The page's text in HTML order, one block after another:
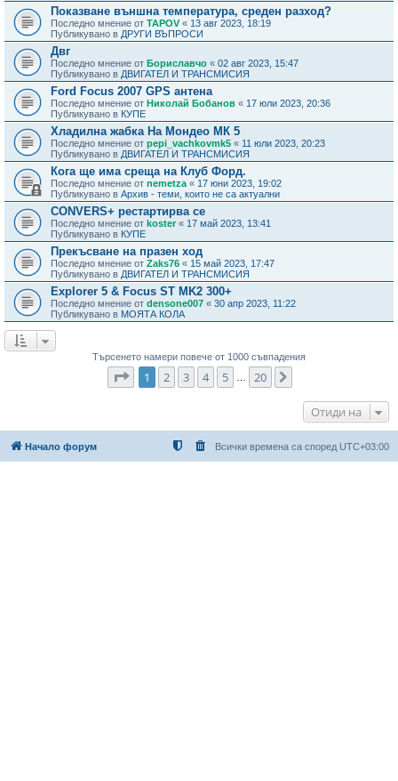
Показване външна температура, среден разход?
Последно мнение от TAPOV« 13 авг 2023, 18:19
Публикувано в ДРУГИ ВЪПРОСИ
Двг
Последно мнение от Бориславчо « 02 авг 2023, 15:47
Публикувано в ДВИГАТЕЛ И ТРАНСМИСИЯ
Ford Focus 2007 GPS антена
Последно мнение от Николай Бобанов « 17 юли 2023, 20:36
Публикувано в КУПЕ
Хладилна жабка На Мондео МК 5
Последно мнение от pepi_vachkovmk5 « 11 юли 2023, 20:23
Публикувано в ДВИГАТЕЛ И ТРАНСМИСИЯ
Кога ще има среща на Клуб Форд.
Последно мнение от nemetza « 17 юни 2023, 19:02
Публикувано в Архив - теми, които не са актуални
CONVERS+ рестартирва се
Последно мнение от koster « 17 май 2023, 13:41
Публикувано в КУПЕ
Прекъсване на празен ход
Последно мнение от Zaks76 « 15 май 2023, 17:47
Публикувано в ДВИГАТЕЛ И ТРАНСМИСИЯ
Explorer 5 & Focus ST MK2 300+
Последно мнение от densone007 « 30 апр 2023, 11:22
Публикувано в МОЯТА КОЛА
Търсенето намери повече от 1000 съвпадения
Страница1 от
1 2 3 4 5 20
Отиди на
Начало форум Всички времена са според UTC+03:00